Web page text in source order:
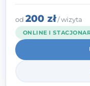
empatii i
i
ale
od 200 zł/ wizyta
ONLINE I